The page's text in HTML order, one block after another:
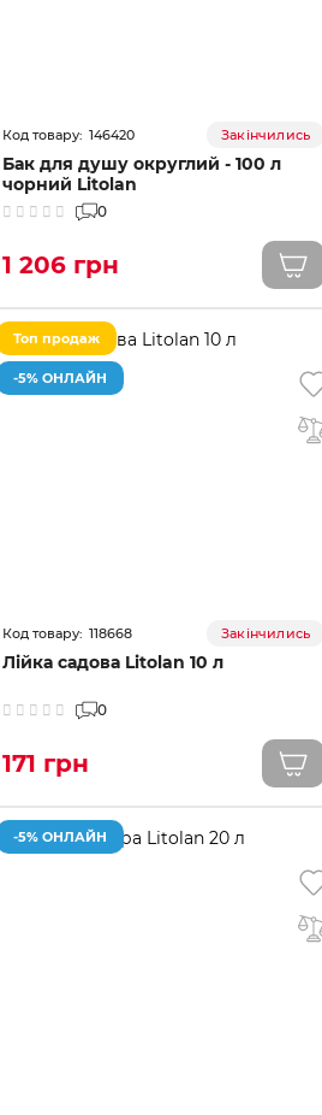
146420 Закінчились
Бак для душу округлий - 100 л
чорний Litolan
0
1 206 грн
Топ продаж
-5% ОНЛАЙН
118668 Закінчились
Лійка садова Litolan 10 л
0
171 грн
-5% ОНЛАЙН